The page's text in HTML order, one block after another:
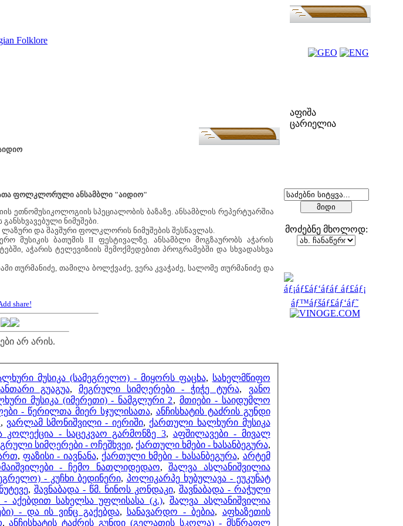
ფოლკლორული ანსამბლი "აიდიო"
ეთნომუსიკოლოგიის სპეციალობის ბაზაზე. ანსამბლის რეპერტუარშია
ნიმუშები.
ლაზური და შავშური ფოლკლორის ნიმუშების შესწავლას.
ბათუმის II ფესტივალზე. ანსამბლი მოგზაურობს აჭარის
აჭარის ტელევიზიის შემოქმედებით პროგრამებში და სხვადასხვა
თურმანიძე, თამილა ბოლქვაძე, ვერა კვაჭაძე, სალომე თურმანიძე და
არ არის.
მუსიკა (სამეგრელო) - მიყორს ფაცხა, სახელმწიფო
გუაგუა, მეგრული სიმღერები - ჭიჭე ტურა, ვანო
მუსიკა (იმერეთი) - ნამგლური 2, მთიები - საიდუმლო
- წერილთა მიერ სჯულისათა, ანჩისხატის ტაძრის გუნდი
, ვარლამ სმონიშვილი - იერიში, ქართული ხალხური მუსიკა
კოლექცია - საცეკვაო გარმონზე 3, აფშილავები - მივალ
სიმღერები - ოჩეშხვეი, ქართული ხმები - ხასანბეგურა,
, ფაზისი - იავნანა, ქართული ხმები - ხასანბეგურა, არტემ
- ჩემო ნათლიდედაო, შალვა ასლანიშვილია
- კუჩხი ბედინერი, პოლიკარპე ხუბულავა - ეუკუნატ
, შავნაბადა - წმ. ნინოს კონდაკი, შავნაბადა - რაჭული
აქებდით სახელსა უფლისასა (კ.), შალვა ასლანიშვილია
- და ის ვინც გაქებდა, სანავარდო - ბებია, აფხაზეთის
, ანჩისხატის ტაძრის გუნდი (გელათის სკოლა) - მსწრაფლ
აფიშა
ცარიელია
მოძებნე მხოლოდ: